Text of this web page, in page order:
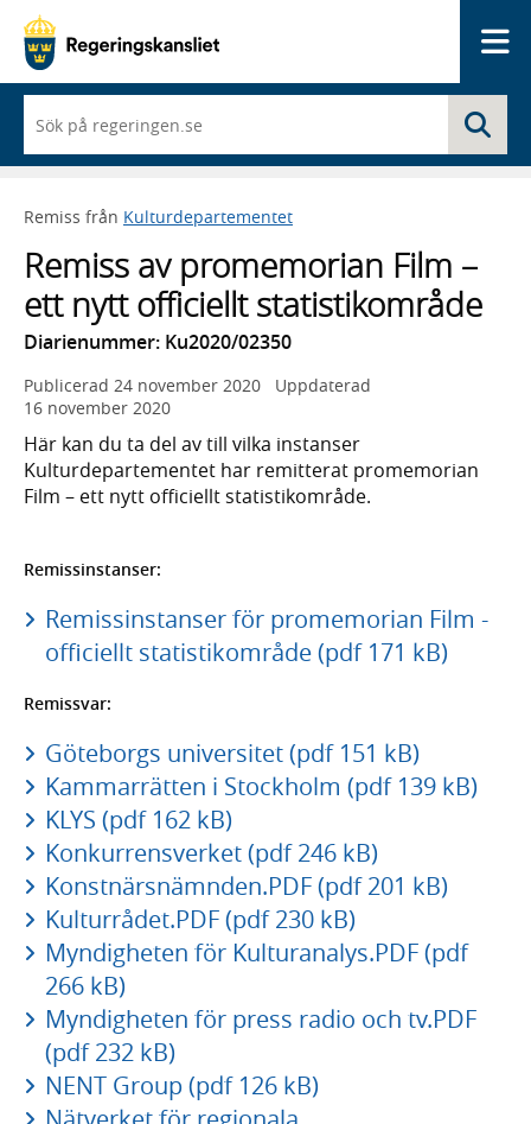
du
börjar
skriva
framträder
lista
med
sökförslag
Remiss från Kulturdepartementet
Remiss av promemorian Film –
ett nytt officiellt statistikområde
Diarienummer: Ku2020/02350
Publicerad 24 november 2020
Uppdaterad
16 november 2020
Här kan du ta del av till vilka instanser
Kulturdepartementet har remitterat promemorian
Film – ett nytt officiellt statistikområde.
Remissinstanser:
Remissinstanser för promemorian Film -
officiellt statistikområde (pdf 171 kB)
Remissvar:
Göteborgs universitet (pdf 151 kB)
Kammarrätten i Stockholm (pdf 139 kB)
KLYS (pdf 162 kB)
Konkurrensverket (pdf 246 kB)
Konstnärsnämnden.PDF (pdf 201 kB)
Kulturrådet.PDF (pdf 230 kB)
Myndigheten för Kulturanalys.PDF (pdf
266 kB)
Myndigheten för press radio och tv.PDF
(pdf 232 kB)
NENT Group (pdf 126 kB)